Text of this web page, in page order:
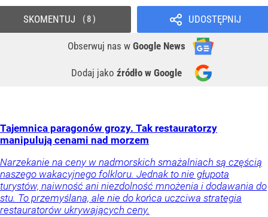
UDOSTĘPNIJ
Obserwuj nas w Google News
Dodaj jako źródło w Google
SKOMENTUJ 8
Tajemnica paragonów grozy. Tak restauratorzy
manipulują cenami nad morzem
Narzekanie na ceny w nadmorskich smażalniach są częścią
naszego wakacyjnego folkloru. Jednak to nie głupota
turystów, naiwność ani niezdolność mnożenia i dodawania do
stu. To przemyślana, ale nie do końca uczciwa strategia
restauratorów ukrywających ceny.